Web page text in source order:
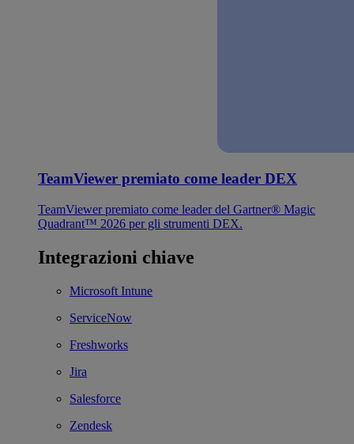
TeamViewer premiato come leader DEX
TeamViewer premiato come leader del Gartner® Magic
Quadrant™ 2026 per gli strumenti DEX.
Integrazioni chiave
Microsoft Intune
ServiceNow
Freshworks
Jira
Salesforce
Zendesk